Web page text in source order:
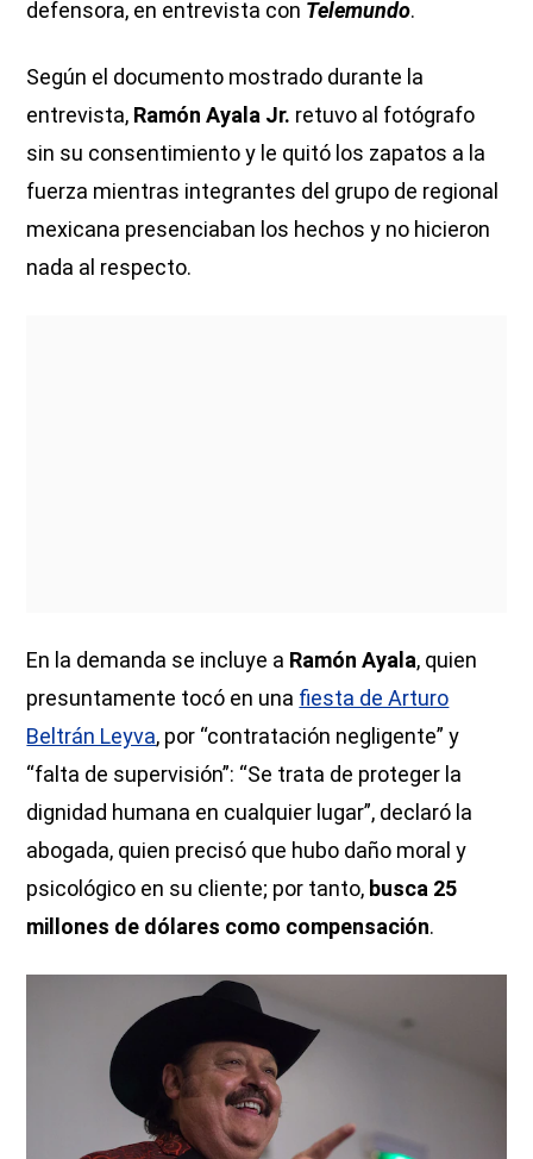
defensora, en entrevista con Telemundo.
Según el documento mostrado durante la
entrevista, Ramón Ayala Jr. retuvo al fotógrafo
sin su consentimiento y le quitó los zapatos a la
fuerza mientras integrantes del grupo de regional
mexicana presenciaban los hechos y no hicieron
nada al respecto.
En la demanda se incluye a Ramón Ayala, quien
presuntamente tocó en una fiesta de Arturo
Beltrán Leyva, por “contratación negligente” y
“falta de supervisión”: “Se trata de proteger la
dignidad humana en cualquier lugar”, declaró la
abogada, quien precisó que hubo daño moral y
psicológico en su cliente; por tanto, busca 25
millones de dólares como compensación.